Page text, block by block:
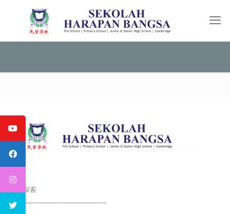
探索